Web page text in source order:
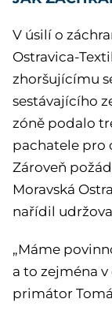
V úsilí o
Ostravica-
zhoršujícímu
sestávajícího
zóně podalo
pachatele pro
Zároveň
Moravská
nařídil
„Máme
a to zejména
primátor